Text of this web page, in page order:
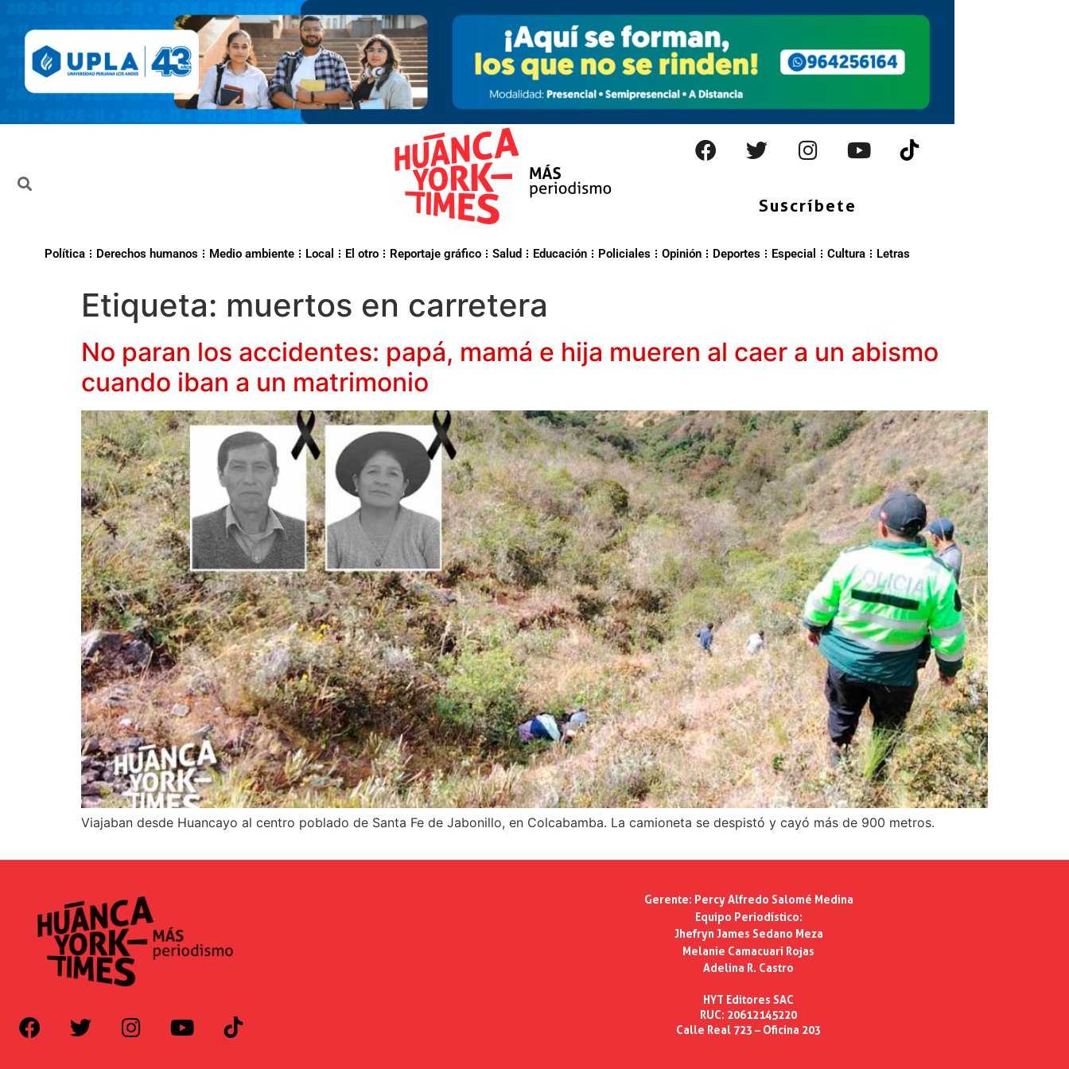
Suscríbete
Política Derechos humanos Medio ambiente Local El otro Reportaje gráfico Salud Educación Policiales Opinión Deportes Especial Cultura Letras
Etiqueta: muertos en carretera
No paran los accidentes: papá, mamá e hija mueren al caer a un abismo
cuando iban a un matrimonio
Viajaban desde Huancayo al centro poblado de Santa Fe de Jabonillo, en Colcabamba. La camioneta se despistó y cayó más de 900 metros.
Gerente: Percy Alfredo Salomé Medina
Equipo Periodístico:
Jhefryn James Sedano Meza
Melanie Camacuari Rojas
Adelina R. Castro
HYT Editores SAC
RUC: 20612145220
Calle Real 723 – Oficina 203